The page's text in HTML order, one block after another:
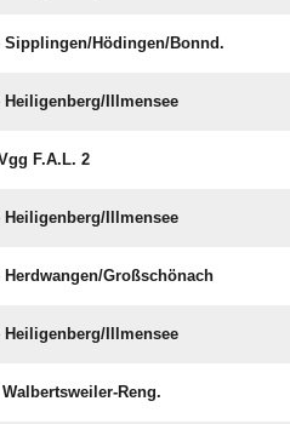
Sipplingen/​Hödingen/​Bonnd.
Heiligenberg/​Illmensee
F.A.L. 2
Heiligenberg/​Illmensee
Herdwangen/​Großschönach
Heiligenberg/​Illmensee
Walbertsweiler-Reng.